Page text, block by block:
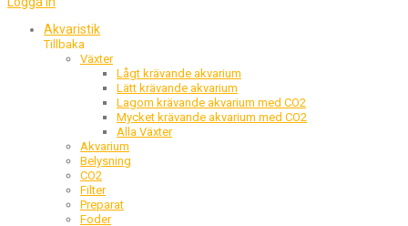
Akvaristik
Tillbaka
Växter
Lågt krävande akvarium
Lätt krävande akvarium
Lagom krävande akvarium med CO2
Mycket krävande akvarium med CO2
Alla Växter
Akvarium
Belysning
CO2
Filter
Preparat
Foder